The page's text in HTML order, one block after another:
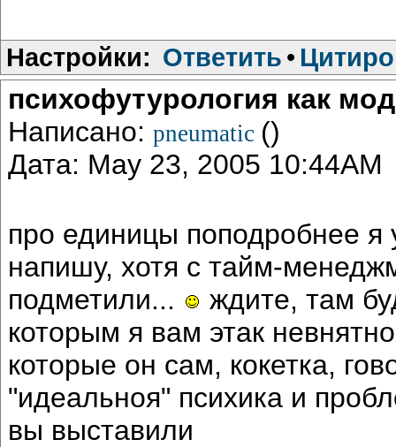
Настройки: Ответить •
психофутурология как
Написано: pneumatic ()
Дата: May 23, 2005 10:44AM
про единицы поподробнее
напишу, хотя с тайм-
подметили...
ждите, там
которым я вам этак
которые он сам, кокетка,
"идеальноя" психика и
вы выставили